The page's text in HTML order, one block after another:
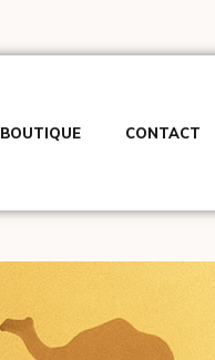
BOUTIQUE CONTACT